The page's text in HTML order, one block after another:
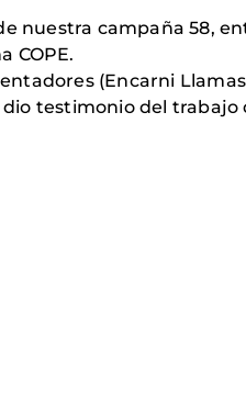
nuestra campaña 58,
COPE.
(Encarni
testimonio del